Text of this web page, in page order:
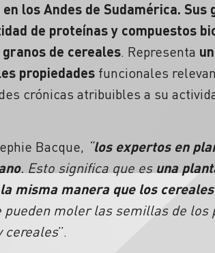
los Andes de Sudamérica. Sus
de proteínas y compuestos
de cereales. Representa
propiedades funcionales
crónicas atribuibles a su
Bacque, “los expertos en
. Esto significa que es una
misma manera que los
moler las semillas de los
cereales”.